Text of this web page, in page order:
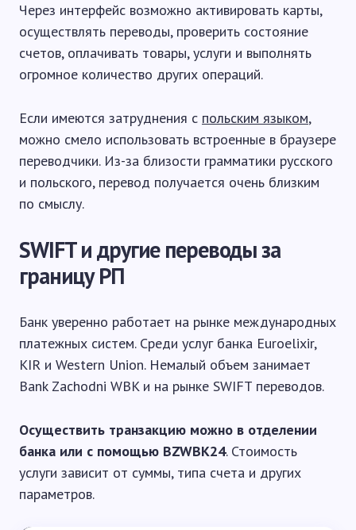
Через интерфейс возможно активировать карты,
осуществлять переводы, проверить состояние
счетов, оплачивать товары, услуги и выполнять
огромное количество других операций.
Если имеются затруднения с польским языком,
можно смело использовать встроенные в браузере
переводчики. Из-за близости грамматики русского
и польского, перевод получается очень близким
по смыслу.
SWIFT и другие переводы за
границу РП
Банк уверенно работает на рынке международных
платежных систем. Среди услуг банка Euroelixir,
KIR и Western Union. Немалый объем занимает
Bank Zachodni WBK и на рынке SWIFT переводов.
Осуществить транзакцию можно в отделении
банка или с помощью BZWBK24. Стоимость
услуги зависит от суммы, типа счета и других
параметров.